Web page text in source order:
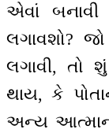
એવાં
લગાવશો?
લગાવી, તો
થાય, કે
અન્ય